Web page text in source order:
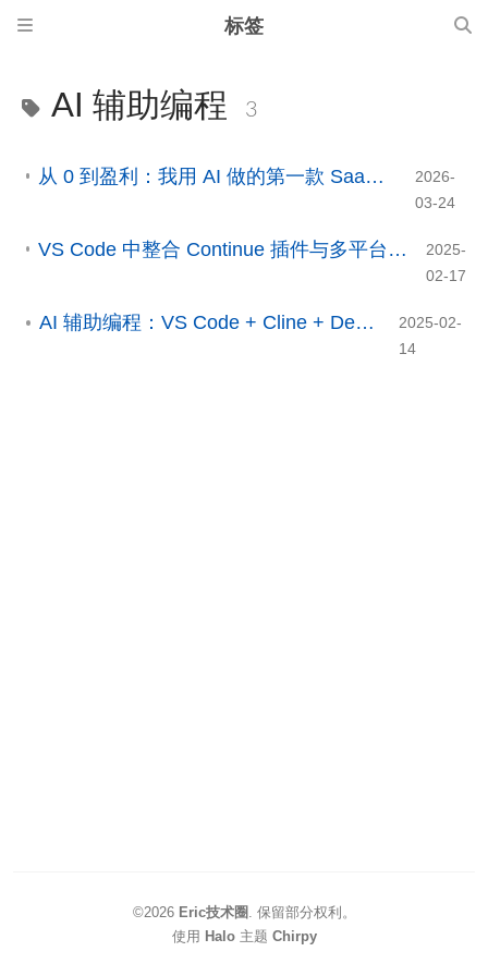
标签
AI 辅助编程 3
从 0 到盈利：我用 AI 做的第一款 SaaS，终于跑通了商业化
2026-
03-24
VS Code 中整合 Continue 插件与多平台 DeepSeek 模型，全面提升编程体验
2025-
02-17
AI 辅助编程：VS Code + Cline + DeepSeek
2025-02-
14
©2026 Eric技术圈 保留部分权利。
使用 Halo主题 Chirpy